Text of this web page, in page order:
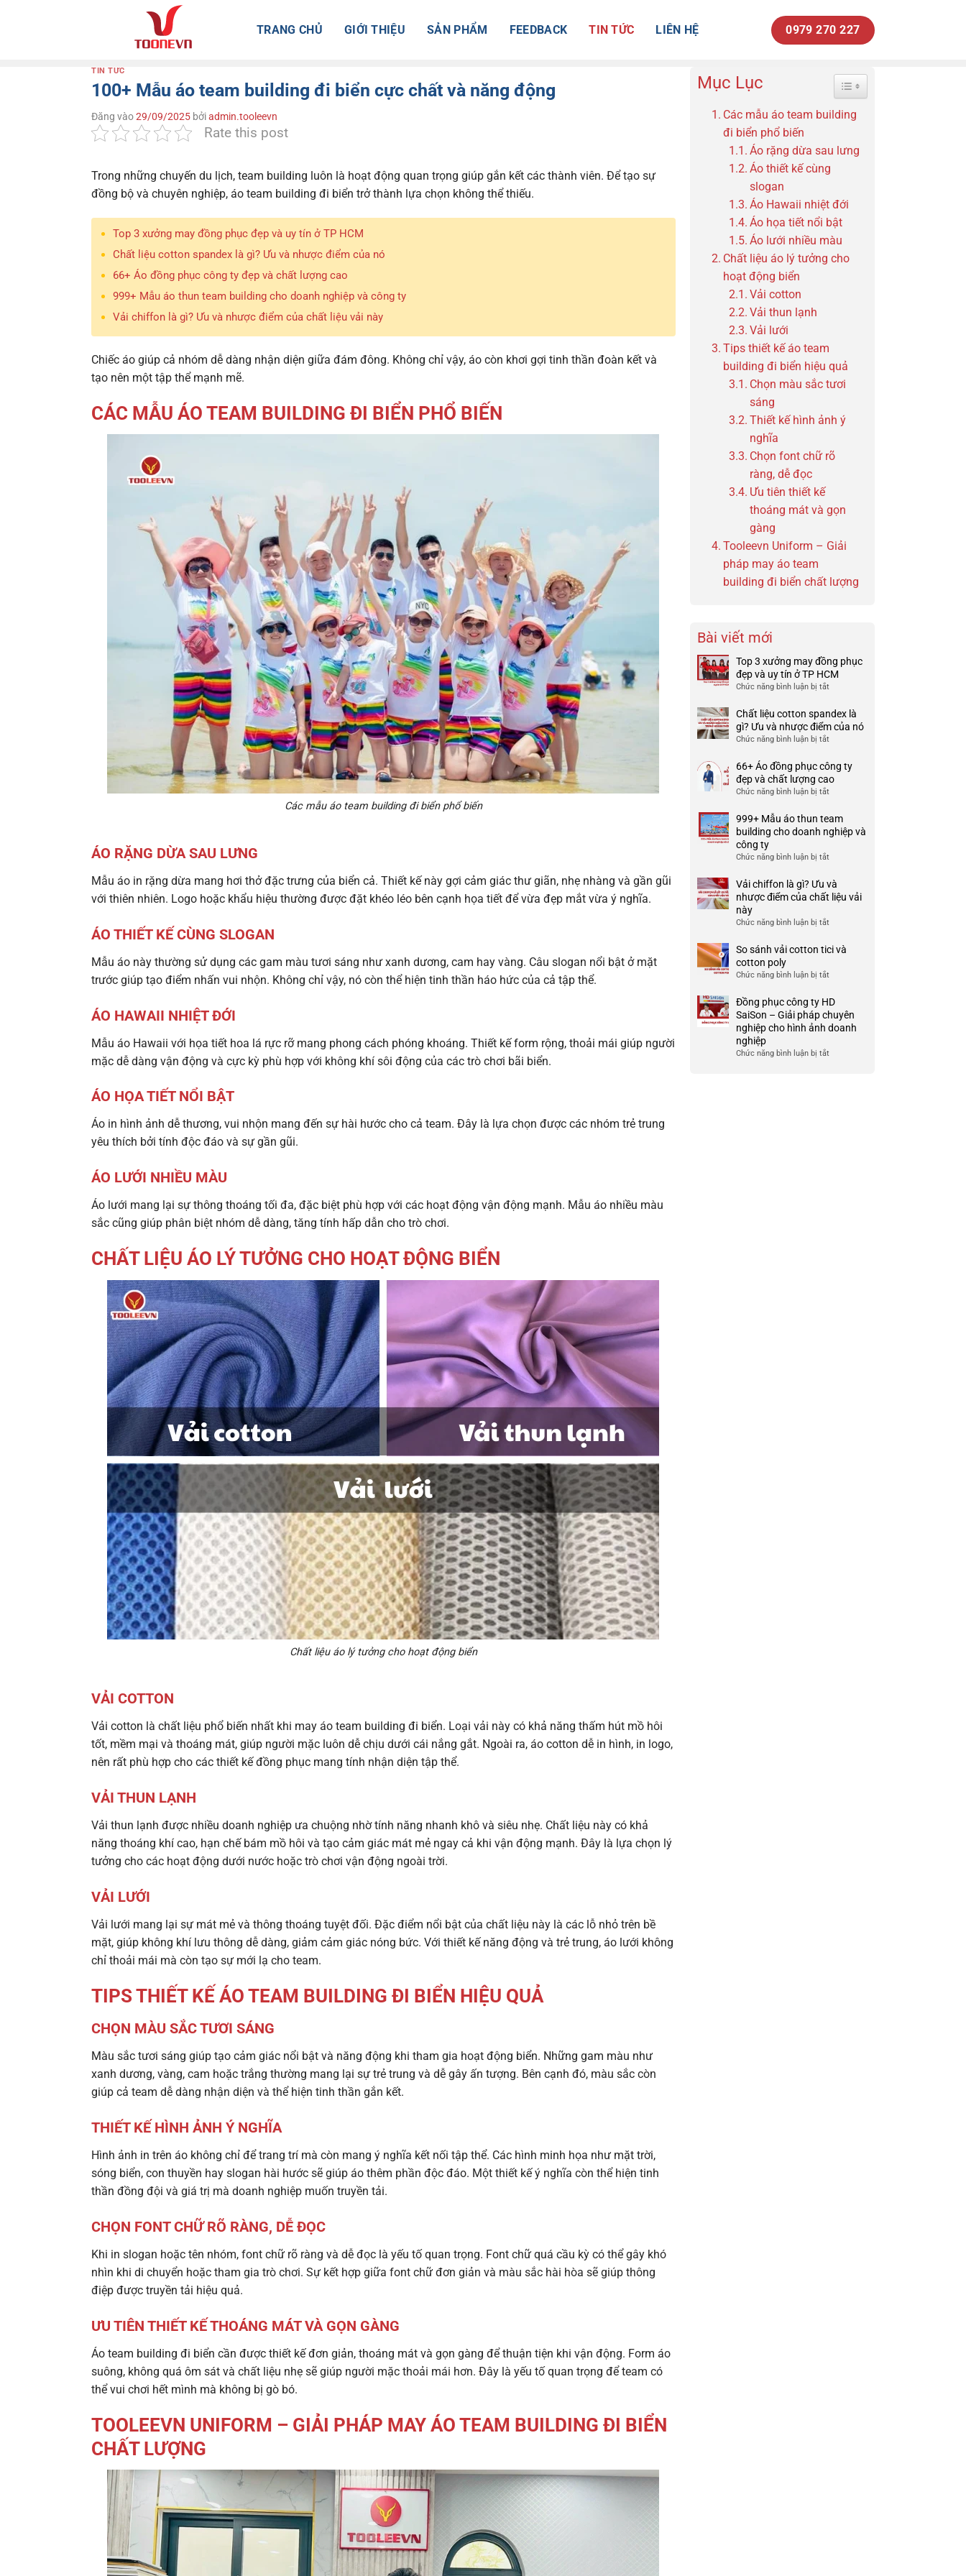
TRANG CHỦ GIỚI THIỆU SẢN PHẨM FEEDBACK TIN TỨC LIÊN HỆ 0979 270 227
TIN TỨC
100+ Mẫu áo team building đi biển cực chất và năng động
Đăng vào29/09/2025 bởiadmin.tooleevn
Rate this post
Trong những chuyến du lịch, team building luôn là hoạt động quan trọng giúp gắn kết các thành viên. Để tạo sự
đồng bộ và chuyên nghiệp, áo team building đi biển trở thành lựa chọn không thể thiếu.
Top 3 xưởng may đồng phục đẹp và uy tín ở TP HCM
Chất liệu cotton spandex là gì? Ưu và nhược điểm của nó
66+ Áo đồng phục công ty đẹp và chất lượng cao
999+ Mẫu áo thun team building cho doanh nghiệp và công ty
Vải chiffon là gì? Ưu và nhược điểm của chất liệu vải này
Chiếc áo giúp cả nhóm dễ dàng nhận diện giữa đám đông. Không chỉ vậy, áo còn khơi gợi tinh thần đoàn kết và
tạo nên một tập thể mạnh mẽ.
CÁC MẪU ÁO TEAM BUILDING ĐI BIỂN PHỔ BIẾN
Các mẫu áo team building đi biển phổ biến
ÁO RẶNG DỪA SAU LƯNG
Mẫu áo in rặng dừa mang hơi thở đặc trưng của biển cả. Thiết kế này gợi cảm giác thư giãn, nhẹ nhàng và gần gũi
với thiên nhiên. Logo hoặc khẩu hiệu thường được đặt khéo léo bên cạnh họa tiết để vừa đẹp mắt vừa ý nghĩa.
ÁO THIẾT KẾ CÙNG SLOGAN
Mẫu áo này thường sử dụng các gam màu tươi sáng như xanh dương, cam hay vàng. Câu slogan nổi bật ở mặt
trước giúp tạo điểm nhấn vui nhộn. Không chỉ vậy, nó còn thể hiện tinh thần háo hức của cả tập thể.
ÁO HAWAII NHIỆT ĐỚI
Mẫu áo Hawaii với họa tiết hoa lá rực rỡ mang phong cách phóng khoáng. Thiết kế form rộng, thoải mái giúp người
mặc dễ dàng vận động và cực kỳ phù hợp với không khí sôi động của các trò chơi bãi biển.
ÁO HỌA TIẾT NỔI BẬT
Áo in hình ảnh dễ thương, vui nhộn mang đến sự hài hước cho cả team. Đây là lựa chọn được các nhóm trẻ trung
yêu thích bởi tính độc đáo và sự gần gũi.
ÁO LƯỚI NHIỀU MÀU
Áo lưới mang lại sự thông thoáng tối đa, đặc biệt phù hợp với các hoạt động vận động mạnh. Mẫu áo nhiều màu
sắc cũng giúp phân biệt nhóm dễ dàng, tăng tính hấp dẫn cho trò chơi.
CHẤT LIỆU ÁO LÝ TƯỞNG CHO HOẠT ĐỘNG BIỂN
Chất liệu áo lý tưởng cho hoạt động biển
VẢI COTTON
Vải cotton là chất liệu phổ biến nhất khi may áo team building đi biển. Loại vải này có khả năng thấm hút mồ hôi
tốt, mềm mại và thoáng mát, giúp người mặc luôn dễ chịu dưới cái nắng gắt. Ngoài ra, áo cotton dễ in hình, in logo,
nên rất phù hợp cho các thiết kế đồng phục mang tính nhận diện tập thể.
VẢI THUN LẠNH
Vải thun lạnh được nhiều doanh nghiệp ưa chuộng nhờ tính năng nhanh khô và siêu nhẹ. Chất liệu này có khả
năng thoáng khí cao, hạn chế bám mồ hôi và tạo cảm giác mát mẻ ngay cả khi vận động mạnh. Đây là lựa chọn lý
tưởng cho các hoạt động dưới nước hoặc trò chơi vận động ngoài trời.
VẢI LƯỚI
Vải lưới mang lại sự mát mẻ và thông thoáng tuyệt đối. Đặc điểm nổi bật của chất liệu này là các lỗ nhỏ trên bề
mặt, giúp không khí lưu thông dễ dàng, giảm cảm giác nóng bức. Với thiết kế năng động và trẻ trung, áo lưới không
chỉ thoải mái mà còn tạo sự mới lạ cho team.
TIPS THIẾT KẾ ÁO TEAM BUILDING ĐI BIỂN HIỆU QUẢ
CHỌN MÀU SẮC TƯƠI SÁNG
Màu sắc tươi sáng giúp tạo cảm giác nổi bật và năng động khi tham gia hoạt động biển. Những gam màu như
xanh dương, vàng, cam hoặc trắng thường mang lại sự trẻ trung và dễ gây ấn tượng. Bên cạnh đó, màu sắc còn
giúp cả team dễ dàng nhận diện và thể hiện tinh thần gắn kết.
THIẾT KẾ HÌNH ẢNH Ý NGHĨA
Hình ảnh in trên áo không chỉ để trang trí mà còn mang ý nghĩa kết nối tập thể. Các hình minh họa như mặt trời,
sóng biển, con thuyền hay slogan hài hước sẽ giúp áo thêm phần độc đáo. Một thiết kế ý nghĩa còn thể hiện tinh
thần đồng đội và giá trị mà doanh nghiệp muốn truyền tải.
CHỌN FONT CHỮ RÕ RÀNG, DỄ ĐỌC
Khi in slogan hoặc tên nhóm, font chữ rõ ràng và dễ đọc là yếu tố quan trọng. Font chữ quá cầu kỳ có thể gây khó
nhìn khi di chuyển hoặc tham gia trò chơi. Sự kết hợp giữa font chữ đơn giản và màu sắc hài hòa sẽ giúp thông
điệp được truyền tải hiệu quả.
ƯU TIÊN THIẾT KẾ THOÁNG MÁT VÀ GỌN GÀNG
Áo team building đi biển cần được thiết kế đơn giản, thoáng mát và gọn gàng để thuận tiện khi vận động. Form áo
suông, không quá ôm sát và chất liệu nhẹ sẽ giúp người mặc thoải mái hơn. Đây là yếu tố quan trọng để team có
thể vui chơi hết mình mà không bị gò bó.
TOOLEEVN UNIFORM – GIẢI PHÁP MAY ÁO TEAM BUILDING ĐI BIỂN
CHẤT LƯỢNG
Mục Lục Toggle Table of Content
Các mẫu áo team building
đi biển phổ biến
Áo rặng dừa sau lưng
Áo thiết kế cùng
slogan
Áo Hawaii nhiệt đới
Áo họa tiết nổi bật
Áo lưới nhiều màu
Chất liệu áo lý tưởng cho
hoạt động biển
Vải cotton
Vải thun lạnh
Vải lưới
Tips thiết kế áo team
building đi biển hiệu quả
Chọn màu sắc tươi
sáng
Thiết kế hình ảnh ý
nghĩa
Chọn font chữ rõ
ràng, dễ đọc
Ưu tiên thiết kế
thoáng mát và gọn
gàng
Tooleevn Uniform – Giải
pháp may áo team
building đi biển chất lượng
Bài viết mới
Top 3 xưởng may đồng phục
đẹp và uy tín ở TP HCM
Chức năng bình luận bị tắtở
3
xưởng
đẹp
và
uy
ở
TP
Chất liệu cotton spandex là
gì? Ưu và nhược điểm của nó
Chức năng bình luận bị tắtở
liệu
cotton
Ưu
và
điểm
nó
66+ Áo đồng phục công ty
đẹp và chất lượng cao
Chức năng bình luận bị tắtở
Áo
đồng
phục
và
chất
cao
999+ Mẫu áo thun team
building cho doanh nghiệp và
công ty
Chức năng bình luận bị tắtở
Mẫu
áo
thun
doanh
và
ty
Vải chiffon là gì? Ưu và
nhược điểm của chất liệu vải
này
Chức năng bình luận bị tắtở
chiffon
nhược
điểm
của
liệu
So sánh vải cotton tici và
cotton poly
Chức năng bình luận bị tắtở
sánh
vải
cotton
Đồng phục công ty HD
SaiSon – Giải pháp chuyên
nghiệp cho hình ảnh doanh
nghiệp
Chức năng bình luận bị tắtở